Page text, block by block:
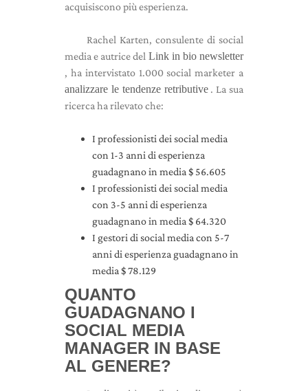
acquisiscono più esperienza.
Rachel Karten, consulente di social
media e autrice del Link in bio newsletter
, ha intervistato 1.000 social marketer a
analizzare le tendenze retributive. La sua
ricerca ha rilevato che:
I professionisti dei social media
con 1-3 anni di esperienza
guadagnano in media $ 56.605
I professionisti dei social media
con 3-5 anni di esperienza
guadagnano in media $ 64.320
I gestori di social media con 5-7
anni di esperienza guadagnano in
media $ 78.129
QUANTO
GUADAGNANO I
SOCIAL MEDIA
MANAGER IN BASE
AL GENERE?